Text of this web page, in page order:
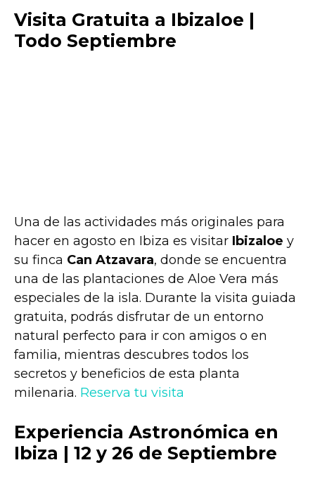
Visita Gratuita a Ibizaloe |
Todo Septiembre
Una de las actividades más originales para
hacer en agosto en Ibiza es visitar Ibizaloe y
su finca Can Atzavara, donde se encuentra
una de las plantaciones de Aloe Vera más
especiales de la isla. Durante la visita guiada
gratuita, podrás disfrutar de un entorno
natural perfecto para ir con amigos o en
familia, mientras descubres todos los
secretos y beneficios de esta planta
milenaria. Reserva tu visita
Experiencia Astronómica en
Ibiza | 12 y 26 de Septiembre